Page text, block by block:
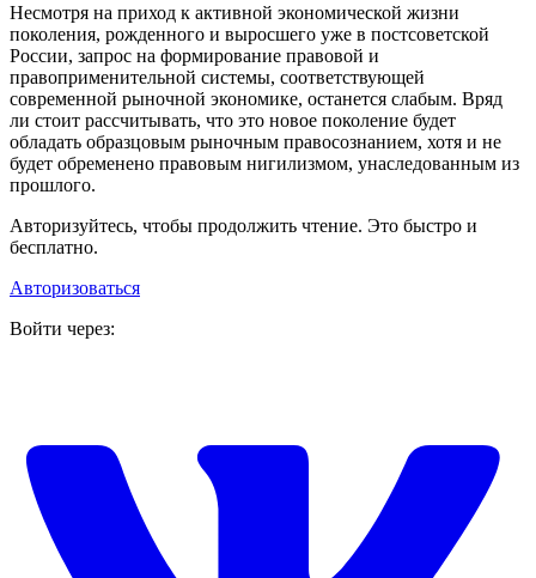
Несмотря на приход к активной экономической жизни
поколения, рожденного и выросшего уже в постсоветской
России, запрос на формирование правовой и
правоприменительной системы, соответствующей
современной рыночной экономике, останется слабым. Вряд
ли стоит рассчитывать, что это новое поколение будет
обладать образцовым рыночным правосознанием, хотя и не
будет обременено правовым нигилизмом, унаследованным из
прошлого.
Авторизуйтесь, чтобы продолжить чтение. Это быстро и
бесплатно.
Авторизоваться
Войти через: